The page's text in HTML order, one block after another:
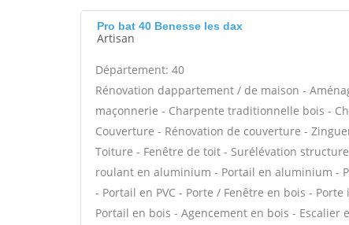
Pro bat 40 Benesse les dax
Artisan
Département: 40
Rénovation dappartement / de maison -
maçonnerie - Charpente traditionnelle bois -
Couverture - Rénovation de couverture -
Toiture - Fenêtre de toit - Surélévation
roulant en aluminium - Portail en aluminium -
- Portail en PVC - Porte / Fenêtre en bois -
Portail en bois - Agencement en bois -